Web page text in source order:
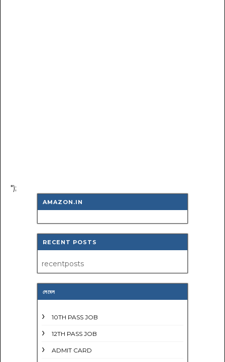
");
AMAZON.IN
RECENT POSTS
recentposts
লেবেল
10TH PASS JOB
12TH PASS JOB
ADMIT CARD